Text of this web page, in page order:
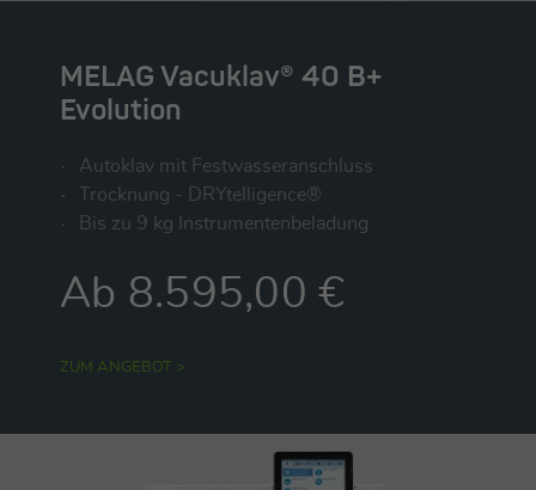
MELAG Vacuklav® 40 B+
Evolution
Autoklav mit Festwasseranschluss
Trocknung - DRYtelligence®
Bis zu 9 kg Instrumentenbeladung
Ab 8.595,00 €
ZUM ANGEBOT >